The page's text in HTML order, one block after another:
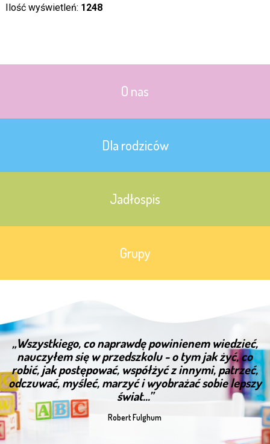
Ilość wyświetleń: 1248
O nas
Dla rodziców
Jadłospis
Grupy
„Wszystkiego, co naprawdę powinienem wiedzieć,
nauczyłem się w przedszkolu - o tym jak żyć, co
robić, jak postępować, współżyć z innymi, patrzeć,
odczuwać, myśleć, marzyć i wyobrażać sobie lepszy
świat...”
Robert Fulghum